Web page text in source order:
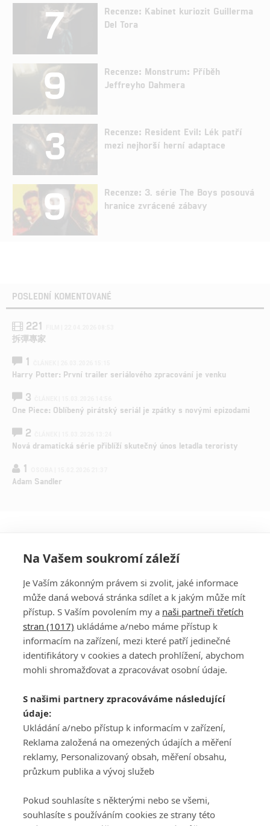
7
Recenze: Kabinet kuriozit Guillerma
Del Tora
9
Recenze: Monstrum: Příběh
Jeffreyho Dahmera
3
Recenze: Resident Evil: Lék patří
mezi nejhorší herní adaptace
9
Recenze: 3. série The Boys posouvá
hranice zvrácené zábavy
POSLEDNÍ KOMENTOVANÉ
221
拆彈專家
1
Harry Potter: První trailer seriálového zpracování je venku
3
One Piece: Oblíbený pirátský seriál je zpátky s novými epizodami
2
Nová dramatická série přiblíží skutečný únos letadla teroristy
1
Adam Sandler
PŘIHLÁSIT
REGISTROVAT
DISKUZE
Šéfredaktorkou webu jePetr Slavík, e-mailserialy@fandimefilmu.cz
Máte-li zájem o inzerci na našem webu napište nám na e-mail
studio@koncal.com
Ochrana osobních údajů|Zásady používání cookies |Pravidla webu
Upravit nastavení soukromí
Na Vašem soukromí záleží
Je Vaším zákonným právem si zvolit, jaké informace
může daná webová stránka sdílet a k jakým může mít
přístup. S Vaším povolením my a naši partneři třetích
stran (1017) ukládáme a/nebo máme přístup k
informacím na zařízení, mezi které patří jedinečné
identifikátory v cookies a datech prohlížení, abychom
mohli shromažďovat a zpracovávat osobní údaje.
S našimi partnery zpracováváme následující
údaje:
Ukládání a/nebo přístup k informacím v zařízení,
Reklama založená na omezených údajích a měření
reklamy, Personalizovaný obsah, měření obsahu,
průzkum publika a vývoj služeb
Pokud souhlasíte s některými nebo se všemi,
souhlasíte s používáním cookies ze strany této